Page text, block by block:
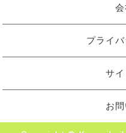
プライ
サ
お